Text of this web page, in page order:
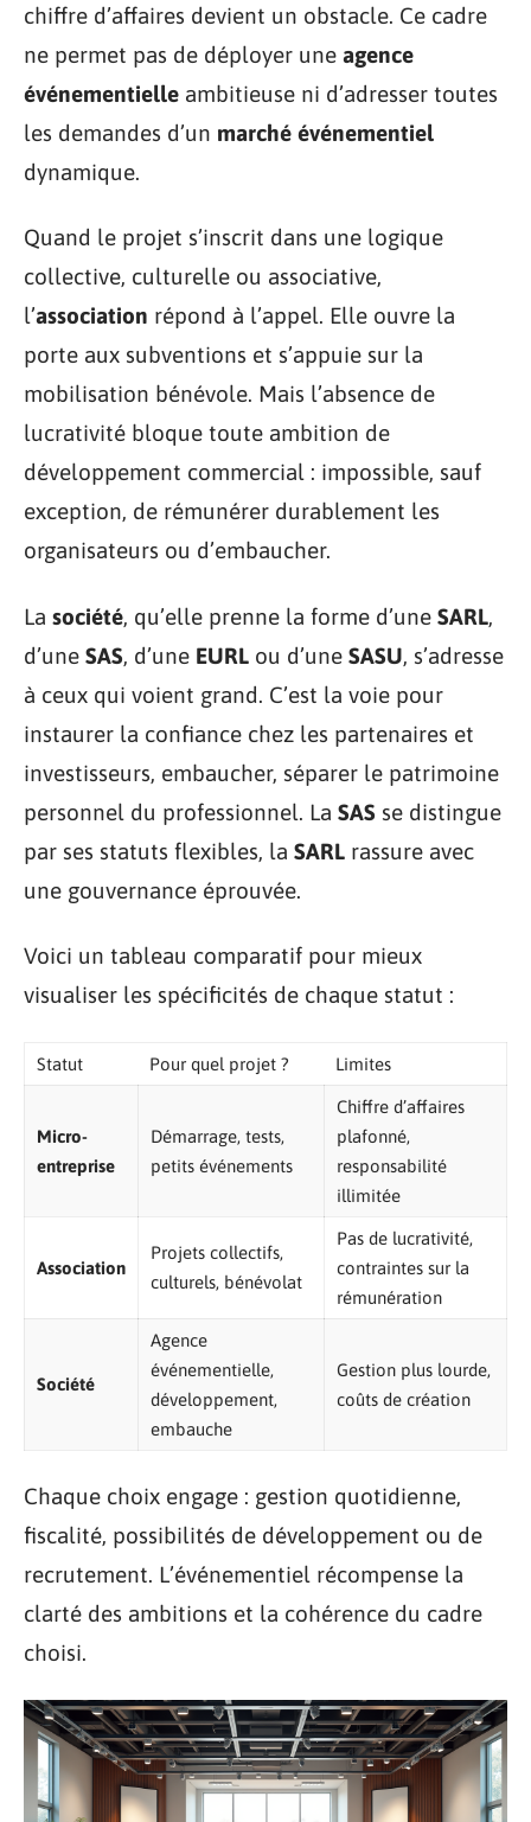
chiffre d’affaires devient un obstacle. Ce cadre
ne permet pas de déployer une agence
événementielle ambitieuse ni d’adresser toutes
les demandes d’un marché événementiel
dynamique.
Quand le projet s’inscrit dans une logique
collective, culturelle ou associative,
l’association répond à l’appel. Elle ouvre la
porte aux subventions et s’appuie sur la
mobilisation bénévole. Mais l’absence de
lucrativité bloque toute ambition de
développement commercial : impossible, sauf
exception, de rémunérer durablement les
organisateurs ou d’embaucher.
La société, qu’elle prenne la forme d’une SARL,
d’une SAS, d’une EURL ou d’une SASU, s’adresse
à ceux qui voient grand. C’est la voie pour
instaurer la confiance chez les partenaires et
investisseurs, embaucher, séparer le patrimoine
personnel du professionnel. La SAS se distingue
par ses statuts flexibles, la SARL rassure avec
une gouvernance éprouvée.
Voici un tableau comparatif pour mieux
visualiser les spécificités de chaque statut :
Statut Pour quel projet ? Limites
Micro-
entreprise
Démarrage, tests,
petits événements
Chiffre d’affaires
plafonné,
responsabilité
illimitée
Association
Projets collectifs,
culturels, bénévolat
Pas de lucrativité,
contraintes sur la
rémunération
Société
Agence
événementielle,
développement,
embauche
Gestion plus lourde,
coûts de création
Chaque choix engage : gestion quotidienne,
fiscalité, possibilités de développement ou de
recrutement. L’événementiel récompense la
clarté des ambitions et la cohérence du cadre
choisi.